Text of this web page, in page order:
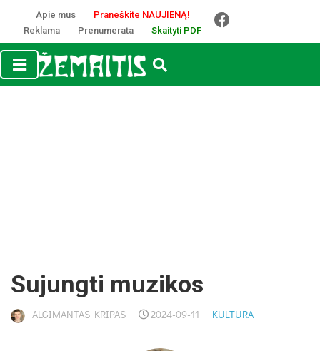
Apie mus
Praneškite NAUJIENĄ!
Reklama
Prenumerata Skaityti PDF
Sujungti muzikos
ALGIMANTAS KRIPAS 2024-09-11 KULTŪRA